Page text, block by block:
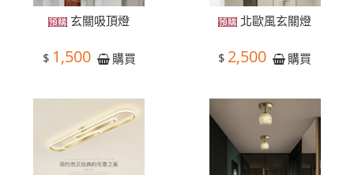
玄關吸頂燈
$ 1,500 購買
北歐風玄關燈
$ 2,500 購買